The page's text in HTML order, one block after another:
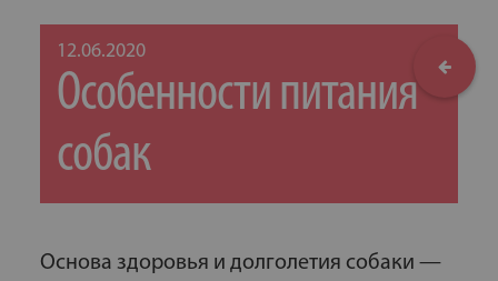
12.06.2020
Особенности питания
собак
Основа здоровья и долголетия собаки —